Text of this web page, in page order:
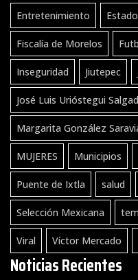
Entretenimiento
Fiscalía de Morelos
Inseguridad Jiutepec
José Luis Urióstegui
Margarita González
MUJERES Municipios
Puente de Ixtla salud
Selección Mexicana
Viral Víctor Mercado
Noticias Recientes